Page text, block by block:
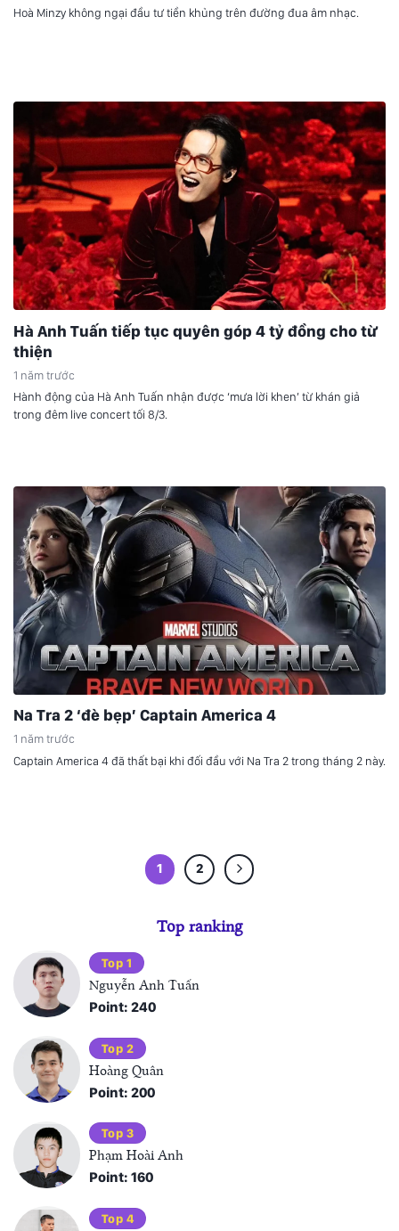
Hoà Minzy không ngại đầu tư tiền khủng trên đường đua âm nhạc.
Hà Anh Tuấn tiếp tục quyên góp 4 tỷ đồng cho từ
thiện
1 năm trước
Hành động của Hà Anh Tuấn nhận được ‘mưa lời khen’ từ khán giả
trong đêm live concert tối 8/3.
Na Tra 2 ‘đè bẹp’ Captain America 4
1 năm trước
Captain America 4 đã thất bại khi đối đầu với Na Tra 2 trong tháng 2 này.
1 2
Top ranking
Top 1
Nguyễn Anh Tuấn
Point: 240
Top 2
Hoàng Quân
Point: 200
Top 3
Phạm Hoài Anh
Point: 160
Top 4